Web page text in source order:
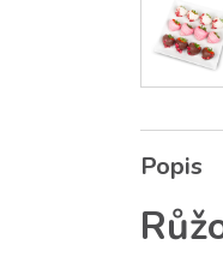
Popis